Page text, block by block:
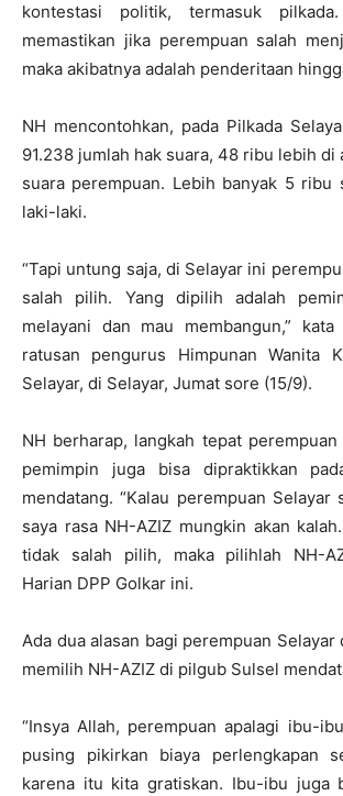
kontestasi politik, termasuk
memastikan jika perempuan salah
maka akibatnya adalah penderitaan
NH mencontohkan, pada Pilkada
91.238 jumlah hak suara, 48 ribu lebih di
suara perempuan. Lebih banyak 5 ribu
laki-laki.
“Tapi untung saja, di Selayar ini
salah pilih. Yang dipilih adalah
melayani dan mau membangun,”
ratusan pengurus Himpunan Wanita
Selayar, di Selayar, Jumat sore (15/9).
NH berharap, langkah tepat
pemimpin juga bisa dipraktikkan
mendatang. “Kalau perempuan Selayar
saya rasa NH-AZIZ mungkin akan
tidak salah pilih, maka pilihlah NH-
Harian DPP Golkar ini.
Ada dua alasan bagi perempuan
memilih NH-AZIZ di pilgub Sulsel
“Insya Allah, perempuan apalagi ibu-
pusing pikirkan biaya perlengkapan
karena itu kita gratiskan. Ibu-ibu juga